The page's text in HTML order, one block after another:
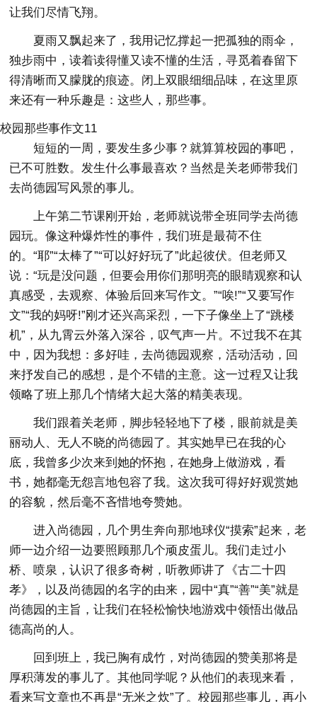
让我们尽情飞翔。
夏雨又飘起来了，我用记忆撑起一把孤独的雨伞，
独步雨中，读着读得懂又读不懂的生活，寻觅着春留下
得清晰而又朦胧的痕迹。闭上双眼细细品味，在这里原
来还有一种乐趣是：这些人，那些事。
校园那些事作文11
短短的一周，要发生多少事？就算算校园的事吧，
已不可胜数。发生什么事最喜欢？当然是关老师带我们
去尚德园写风景的事儿。
上午第二节课刚开始，老师就说带全班同学去尚德
园玩。像这种爆炸性的事件，我们班是最荷不住
的。“耶”“太棒了”“可以好好玩了”此起彼伏。但老师又
说：“玩是没问题，但要会用你们那明亮的眼睛观察和认
真感受，去观察、体验后回来写作文。”“唉!”“又要写作
文”“我的妈呀!”刚才还兴高采烈，一下子像坐上了“跳楼
机”，从九霄云外落入深谷，叹气声一片。不过我不在其
中，因为我想：多好哇，去尚德园观察，活动活动，回
来抒发自己的感想，是个不错的主意。这一过程又让我
领略了班上那几个情绪大起大落的精美表现。
我们跟着关老师，脚步轻轻地下了楼，眼前就是美
丽动人、无人不晓的尚德园了。其实她早已在我的心
底，我曾多少次来到她的怀抱，在她身上做游戏，看
书，她都毫无怨言地包容了我。这次我可得好好观赏她
的容貌，然后毫不吝惜地夸赞她。
进入尚德园，几个男生奔向那地球仪“摸索”起来，老
师一边介绍一边要照顾那几个顽皮蛋儿。我们走过小
桥、喷泉，认识了很多奇树，听教师讲了《古二十四
孝》，以及尚德园的名字的由来，园中“真”“善”“美”就是
尚德园的主旨，让我们在轻松愉快地游戏中领悟出做品
德高尚的人。
回到班上，我已胸有成竹，对尚德园的赞美那将是
厚积薄发的事儿了。其他同学呢？从他们的表现来看，
看来写文章也不再是“无米之炊”了。校园那些事儿，再小